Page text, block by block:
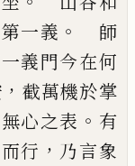
一義 。
師
義門今在何
， 截萬機於掌
心之表 。 有
行 ， 乃言象